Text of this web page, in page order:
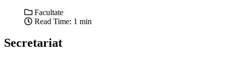
Facultate
Read Time: 1 min
Secretariat